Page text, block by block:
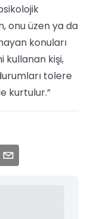
onu üzen ya da
konuları
kullanan kişi,
tolere
kurtulur.”